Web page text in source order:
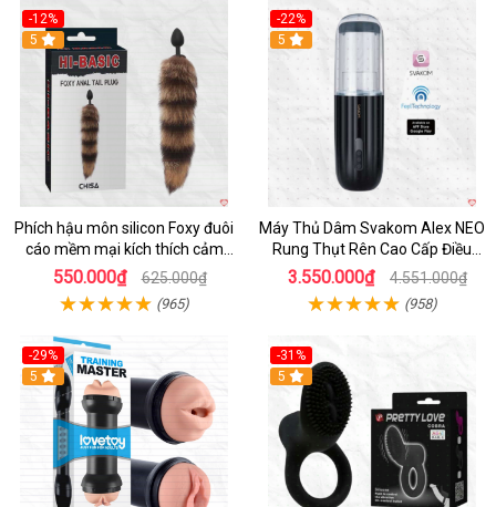
-12%
Hot
5
Phích hậu môn silicon Foxy đuôi
cáo mềm mại kích thích cảm
giác mới
550.000₫ 625.000₫
(965)
-22%
5
Máy Thủ Dâm Svakom Alex NEO
Rung Thụt Rên Cao Cấp Điều
Khiển App
3.550.000₫ 4.551.000₫
(958)
-29%
Hot
5
-31%
5